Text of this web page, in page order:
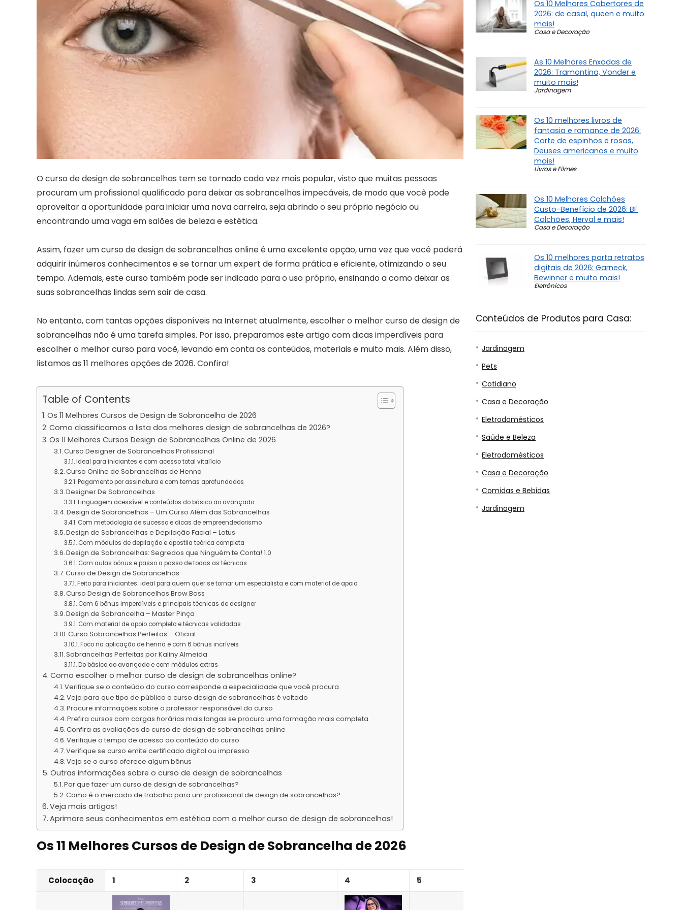
O curso de design de sobrancelhas tem se tornado cada vez mais popular, visto que muitas pessoas
procuram um profissional qualificado para deixar as sobrancelhas impecáveis, de modo que você pode
aproveitar a oportunidade para iniciar uma nova carreira, seja abrindo o seu próprio negócio ou
encontrando uma vaga em salões de beleza e estética.
Assim, fazer um curso de design de sobrancelhas online é uma excelente opção, uma vez que você poderá
adquirir inúmeros conhecimentos e se tornar um expert de forma prática e eficiente, otimizando o seu
tempo. Ademais, este curso também pode ser indicado para o uso próprio, ensinando a como deixar as
suas sobrancelhas lindas sem sair de casa.
No entanto, com tantas opções disponíveis na Internet atualmente, escolher o melhor curso de design de
sobrancelhas não é uma tarefa simples. Por isso, preparamos este artigo com dicas imperdíveis para
escolher o melhor curso para você, levando em conta os conteúdos, materiais e muito mais. Além disso,
listamos as 11 melhores opções de 2026. Confira!
Table of Contents
Os 11 Melhores Cursos de Design de Sobrancelha de 2026
Como classificamos a lista dos melhores design de sobrancelhas de 2026?
Os 11 Melhores Cursos Design de Sobrancelhas Online de 2026
Curso Designer de Sobrancelhas Profissional
Ideal para iniciantes e com acesso total vitalício
Curso Online de Sobrancelhas de Henna
Pagamento por assinatura e com temas aprofundados
Designer De Sobrancelhas
Linguagem acessível e conteúdos do básico ao avançado
Design de Sobrancelhas – Um Curso Além das Sobrancelhas
Com metodologia de sucesso e dicas de empreendedorismo
Design de Sobrancelhas e Depilação Facial – Lotus
Com módulos de depilação e apostila teórica completa
Design de Sobrancelhas: Segredos que Ninguém te Conta! 1.0
Com aulas bônus e passo a passo de todas as técnicas
Curso de Design de Sobrancelhas
Feito para iniciantes: ideal para quem quer se tornar um especialista e com material de apoio
Curso Design de Sobrancelhas Brow Boss
Com 6 bônus imperdíveis e principais técnicas de designer
Design de Sobrancelha – Master Pinça
Com material de apoio completo e técnicas validadas
Curso Sobrancelhas Perfeitas – Oficial
Foco na aplicação de henna e com 6 bônus incríveis
Sobrancelhas Perfeitas por Kaliny Almeida
Do básico ao avançado e com módulos extras
Como escolher o melhor curso de design de sobrancelhas online?
Verifique se o conteúdo do curso corresponde a especialidade que você procura
Veja para que tipo de público o curso design de sobrancelhas é voltado
Procure informações sobre o professor responsável do curso
Prefira cursos com cargas horárias mais longas se procura uma formação mais completa
Confira as avaliações do curso de design de sobrancelhas online
Verifique o tempo de acesso ao conteúdo do curso
Verifique se curso emite certificado digital ou impresso
Veja se o curso oferece algum bônus
Outras informações sobre o curso de design de sobrancelhas
Por que fazer um curso de design de sobrancelhas?
Como é o mercado de trabalho para um profissional de design de sobrancelhas?
Veja mais artigos!
Aprimore seus conhecimentos em estética com o melhor curso de design de sobrancelhas!
Os 11 Melhores Cursos de Design de Sobrancelha de 2026
Colocação 1 2 3 4 5
Os 10 Melhores Cobertores de
2026: de casal, queen e muito
mais!
Casa e Decoração
As 10 Melhores Enxadas de
2026: Tramontina, Vonder e
muito mais!
Jardinagem
Os 10 melhores livros de
fantasia e romance de 2026:
Corte de espinhos e rosas,
Deuses americanos e muito
mais!
Livros e Filmes
Os 10 Melhores Colchões
Custo-Benefício de 2026: BF
Colchões, Herval e mais!
Casa e Decoração
Os 10 melhores porta retratos
digitais de 2026: Garneck,
Bewinner e muito mais!
Eletrônicos
Conteúdos de Produtos para Casa:
Jardinagem
Pets
Cotidiano
Casa e Decoração
Eletrodomésticos
Saúde e Beleza
Eletrodomésticos
Casa e Decoração
Comidas e Bebidas
Jardinagem